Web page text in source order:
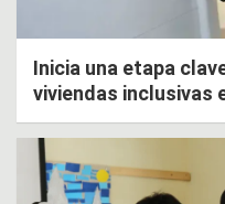
Inicia una etapa
viviendas inclusivas